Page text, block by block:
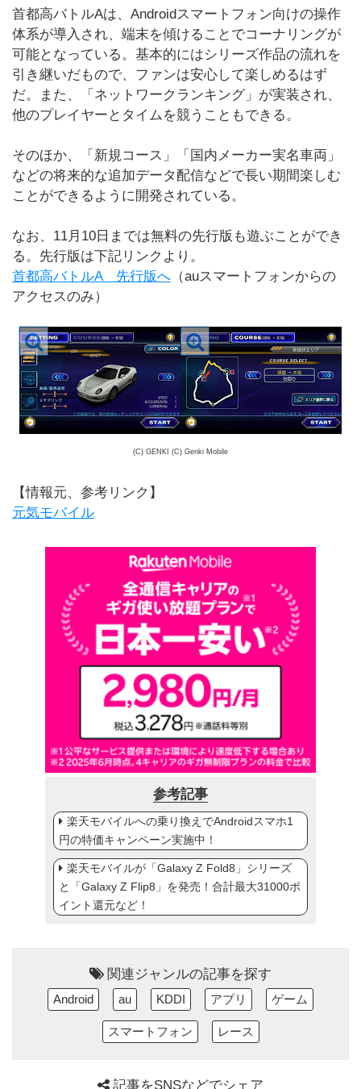
首都高バトルAは、Androidスマートフォン向けの操作
体系が導入され、端末を傾けることでコーナリングが
可能となっている。基本的にはシリーズ作品の流れを
引き継いだもので、ファンは安心して楽しめるはず
だ。また、「ネットワークランキング」が実装され、
他のプレイヤーとタイムを競うこともできる。
そのほか、「新規コース」「国内メーカー実名車両」
などの将来的な追加データ配信などで長い期間楽しむ
ことができるように開発されている。
なお、11月10日までは無料の先行版も遊ぶことができ
る。先行版は下記リンクより。
首都高バトルA 先行版へ （auスマートフォンからの
アクセスのみ）
(C) GENKI (C) Genki Mobile
【情報元、参考リンク】
元気モバイル
参考記事
楽天モバイルへの乗り換えでAndroidスマホ1
円の特価キャンペーン実施中！
楽天モバイルが「Galaxy Z Fold8」シリーズ
と「Galaxy Z Flip8」を発売！合計最大31000ポ
イント還元など！
関連ジャンルの記事を探す
Android au KDDI アプリ ゲーム
スマートフォン レース
記事をSNSなどでシェア